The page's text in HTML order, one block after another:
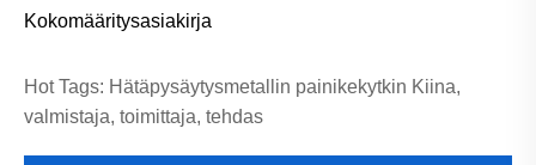
Kokomääritysasiakirja
Hot Tags: Hätäpysäytysmetallin painikekytkin Kiina,
valmistaja, toimittaja, tehdas